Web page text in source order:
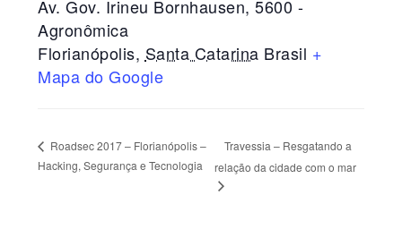
Av. Gov. Irineu Bornhausen, 5600 -
Agronômica
Florianópolis, Santa Catarina Brasil +
Mapa do Google
Roadsec 2017 – Florianópolis –
Hacking, Segurança e Tecnologia
Travessia – Resgatando a
relação da cidade com o mar